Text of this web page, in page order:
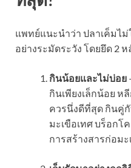
แพทย์แนะนำว่า ปลาเค็มไ
อย่างระมัดระวัง โดยยึด 2
กินน้อยและไม่บ่อย
กินเพียงเล็กน้อย ห
ควรนึ่งดีที่สุด กินคู่
มะเขือเทศ บร็อกโ
การสร้างสารก่อมะ